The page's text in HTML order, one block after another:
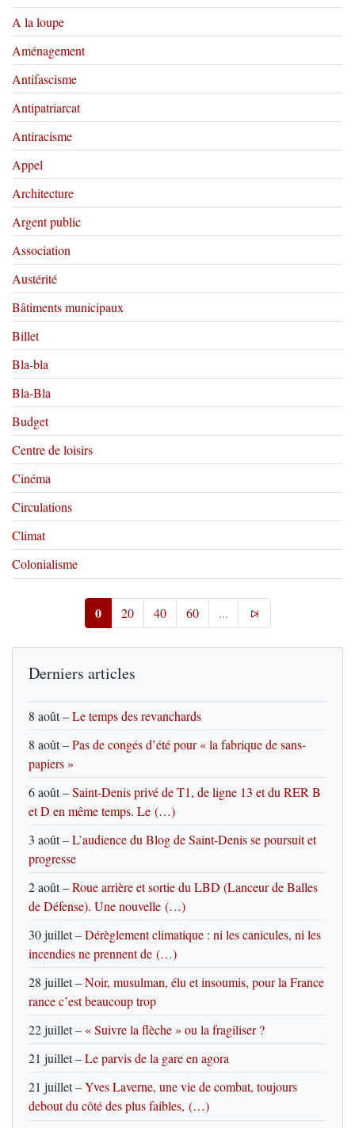
A la loupe
Aménagement
Antifascisme
Antipatriarcat
Antiracisme
Appel
Architecture
Argent public
Association
Austérité
Bâtiments municipaux
Billet
Bla-bla
Bla-Bla
Budget
Centre de loisirs
Cinéma
Circulations
Climat
Colonialisme
0 20 40 60 ...
Derniers articles
8 août–Le temps des revanchards
8 août–Pas de congés d’été pour « la fabrique de sans-
papiers »
6 août–Saint-Denis privé de T1, de ligne 13 et du RER B
et D en même temps. Le (…)
3 août–L’audience du Blog de Saint-Denis se poursuit et
progresse
2 août–Roue arrière et sortie du LBD (Lanceur de Balles
de Défense). Une nouvelle (…)
30 juillet–Dérèglement climatique : ni les canicules, ni les
incendies ne prennent de (…)
28 juillet–Noir, musulman, élu et insoumis, pour la France
rance c’est beaucoup trop
22 juillet– « Suivre la flèche » ou la fragiliser ?
21 juillet–Le parvis de la gare en agora
21 juillet–Yves Laverne, une vie de combat, toujours
debout du côté des plus faibles, (…)